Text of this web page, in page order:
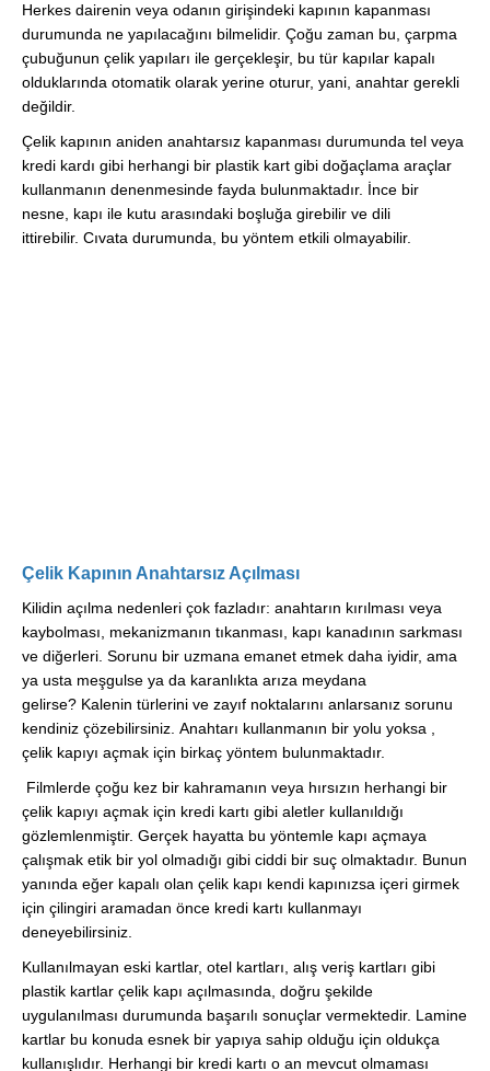
Herkes dairenin veya odanın girişindeki kapının kapanması
durumunda ne yapılacağını bilmelidir. Çoğu zaman bu, çarpma
çubuğunun çelik yapıları ile gerçekleşir, bu tür kapılar kapalı
olduklarında otomatik olarak yerine oturur, yani, anahtar gerekli
değildir.
Çelik kapının aniden anahtarsız kapanması durumunda tel veya
kredi kardı gibi herhangi bir plastik kart gibi doğaçlama araçlar
kullanmanın denenmesinde fayda bulunmaktadır. İnce bir
nesne, kapı ile kutu arasındaki boşluğa girebilir ve dili
ittirebilir. Cıvata durumunda, bu yöntem etkili olmayabilir.
Çelik Kapının Anahtarsız Açılması
Kilidin açılma nedenleri çok fazladır: anahtarın kırılması veya
kaybolması, mekanizmanın tıkanması, kapı kanadının sarkması
ve diğerleri. Sorunu bir uzmana emanet etmek daha iyidir, ama
ya usta meşgulse ya da karanlıkta arıza meydana
gelirse? Kalenin türlerini ve zayıf noktalarını anlarsanız sorunu
kendiniz çözebilirsiniz. Anahtarı kullanmanın bir yolu yoksa ,
çelik kapıyı açmak için birkaç yöntem bulunmaktadır.
Filmlerde çoğu kez bir kahramanın veya hırsızın herhangi bir
çelik kapıyı açmak için kredi kartı gibi aletler kullanıldığı
gözlemlenmiştir. Gerçek hayatta bu yöntemle kapı açmaya
çalışmak etik bir yol olmadığı gibi ciddi bir suç olmaktadır. Bunun
yanında eğer kapalı olan çelik kapı kendi kapınızsa içeri girmek
için çilingiri aramadan önce kredi kartı kullanmayı
deneyebilirsiniz.
Kullanılmayan eski kartlar, otel kartları, alış veriş kartları gibi
plastik kartlar çelik kapı açılmasında, doğru şekilde
uygulanılması durumunda başarılı sonuçlar vermektedir. Lamine
kartlar bu konuda esnek bir yapıya sahip olduğu için oldukça
kullanışlıdır. Herhangi bir kredi kartı o an mevcut olmaması